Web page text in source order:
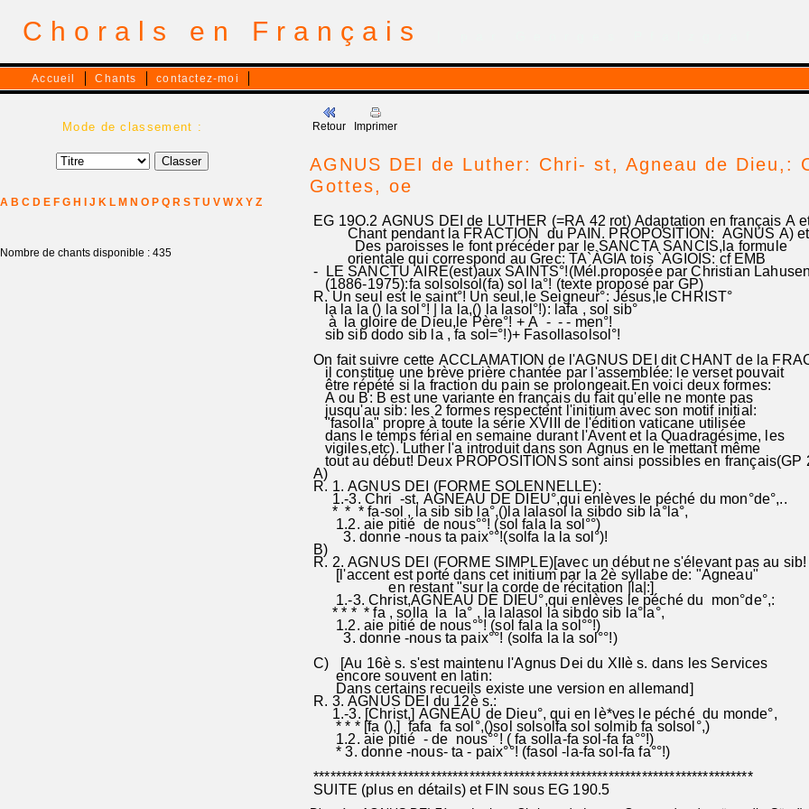
Chorals en Français
Accueil Chants contactez-moi
Mode de classement :
A B C D E F G H J K L M N O P Q R S T U V W X Y Z
Nombre de chants disponible : 435
Retour Imprimer
AGNUS DEI de Luther: Chri- st, Agneau de Dieu,:
Gottes, oe
EG 19O.2 AGNUS DEI de LUTHER (=RA 42 rot) Adaptation en français A
Chant pendant la FRACTION du PAIN. PROPOSITION: AGNUS A)
Des paroisses le font précéder par le SANCTA SANCIS,la formule
orientale qui correspond au Grec: TA`ÀGIA tois `AGIOIS: cf EMB
- LE SANCTU AIRE(est)aux SAINTS°!(Mél.proposée par Christian Lahusen
(1886-1975):fa solsolsol(fa) sol la°! (texte proposé par GP)
R. Un seul est le saint°! Un seul,le Seigneur°: Jésus,le CHRIST°
la la la () la sol°! | la la,() la lasol°!): lafa , sol sib°
à la gloire de Dieu,le Père°! + A - - - men°!
sib sib dodo sib la , fa sol=°!)+ Fasollasolsol°!
On fait suivre cette ACCLAMATION de l'AGNUS DEI dit CHANT de la
il constitue une brève prière chantée par l'assemblée: le verset pouvait
être répété si la fraction du pain se prolongeait.En voici deux formes:
A ou B: B est une variante en français du fait qu'elle ne monte pas
jusqu'au sib: les 2 formes respectent l'initium avec son motif initial:
"fasolla" propre à toute la série XVIII de l'édition vaticane utilisée
dans le temps férial en semaine durant l'Avent et la Quadragésime, les
vigiles,etc). Luther l'a introduit dans son Agnus en le mettant même
tout au début! Deux PROPOSITIONS sont ainsi possibles en français(GP
A)
R. 1. AGNUS DEI (FORME SOLENNELLE):
1.-3. Chri -st, AGNEAU DE DIEU°,qui enlèves le péché du mon°de°,..
* * * fa-sol , la sib sib la°,()la lalasol la sibdo sib la°la°,
1.2. aie pitié de nous°°! (sol fala la sol°°)
3. donne -nous ta paix°°!(solfa la la sol°)!
B)
R. 2. AGNUS DEI (FORME SIMPLE)[avec un début ne s'élevant pas au sib!
[l'accent est porté dans cet initium par la 2è syllabe de: "Agneau"
en restant "sur la corde de récitation |la|:]
1.-3. Christ,AGNEAU DE DIEU°,qui enlèves le péché du mon°de°,:
* * * * fa , solla la la° , la lalasol la sibdo sib la°la°,
1.2. aie pitié de nous°°! (sol fala la sol°°!)
3. donne -nous ta paix°°! (solfa la la sol°°!)
C) [Au 16è s. s'est maintenu l'Agnus Dei du XIIè s. dans les Services
encore souvent en latin:
Dans certains recueils existe une version en allemand]
R. 3. AGNUS DEI du 12è s.:
1.-3. [Christ,] AGNEAU de Dieu°, qui en lè*ves le péché du monde°,
* * * [fa (),] fafa fa sol°,()sol solsolfa sol solmib fa solsol°,)
1.2. aie pitié - de nous°°! ( fa solla-fa sol-fa fa°°!)
* 3. donne -nous- ta - paix°°! (fasol -la-fa sol-fa fa°°!)
*******************************************************************************
SUITE (plus en détails) et FIN sous EG 190.5